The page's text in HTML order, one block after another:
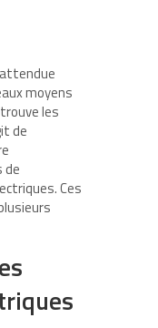
moyens
les
de
Ces